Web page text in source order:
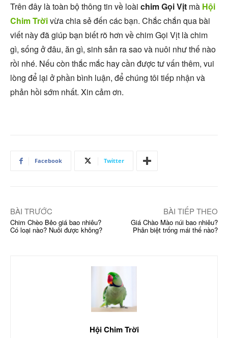
Trên đây là toàn bộ thông tin về loài chim Gọi Vịt mà Hội
Chim Trờivừa chia sẻ đến các bạn. Chắc chắn qua bài
viết này đã giúp bạn biết rõ hơn về chim Gọi Vịt là chim
gì, sống ở đâu, ăn gì, sinh sản ra sao và nuôi như thế nào
rồi nhé. Nếu còn thắc mắc hay cần được tư vấn thêm, vui
lòng để lại ở phần bình luận, để chúng tôi tiếp nhận và
phản hồi sớm nhất. Xin cảm ơn.
Facebook Twitter
BÀI TRƯỚC
Chim Chèo Bẻo giá bao nhiêu?
Có loại nào? Nuôi được không?
BÀI TIẾP THEO
Giá Chào Mào núi bao nhiêu?
Phân biệt trống mái thế nào?
Hội Chim Trời